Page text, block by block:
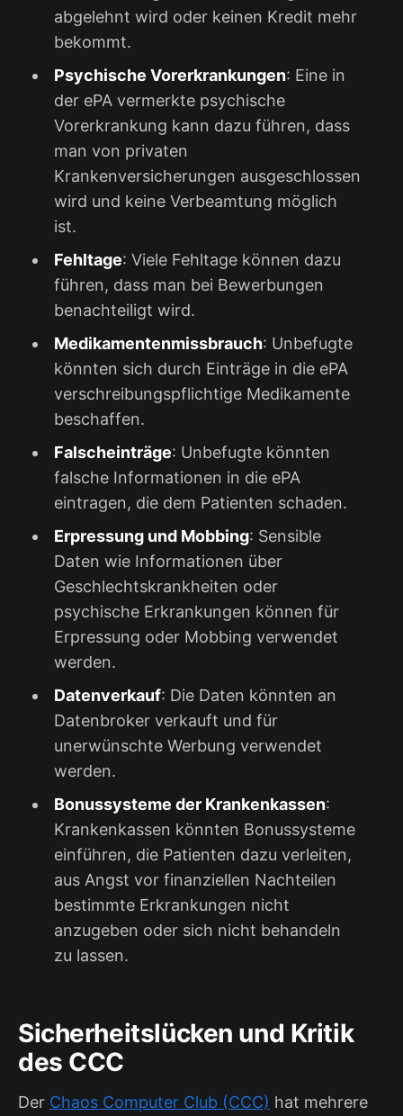
abgelehnt wird oder keinen Kredit mehr
bekommt.
Psychische Vorerkrankungen: Eine in
der ePA vermerkte psychische
Vorerkrankung kann dazu führen, dass
man von privaten
Krankenversicherungen ausgeschlossen
wird und keine Verbeamtung möglich
ist.
Fehltage: Viele Fehltage können dazu
führen, dass man bei Bewerbungen
benachteiligt wird.
Medikamentenmissbrauch: Unbefugte
könnten sich durch Einträge in die ePA
verschreibungspflichtige Medikamente
beschaffen.
Falscheinträge: Unbefugte könnten
falsche Informationen in die ePA
eintragen, die dem Patienten schaden.
Erpressung und Mobbing: Sensible
Daten wie Informationen über
Geschlechtskrankheiten oder
psychische Erkrankungen können für
Erpressung oder Mobbing verwendet
werden.
Datenverkauf: Die Daten könnten an
Datenbroker verkauft und für
unerwünschte Werbung verwendet
werden.
Bonussysteme der Krankenkassen:
Krankenkassen könnten Bonussysteme
einführen, die Patienten dazu verleiten,
aus Angst vor finanziellen Nachteilen
bestimmte Erkrankungen nicht
anzugeben oder sich nicht behandeln
zu lassen.
Sicherheitslücken und Kritik
des CCC
Der Chaos Computer Club (CCC) hat mehrere